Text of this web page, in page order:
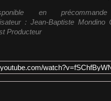
en
: Jean-Baptiste Mondino
Producteur